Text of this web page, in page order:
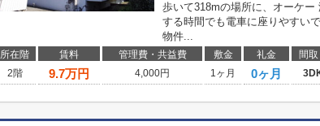
歩いて318mの場所に、オーケ
する時間でも電車に座りやすい
物件...
所在階 賃料 管理費・共益費 敷金 礼金 間取
2階
9.7万円 4,000円 1ヶ月 0ヶ月